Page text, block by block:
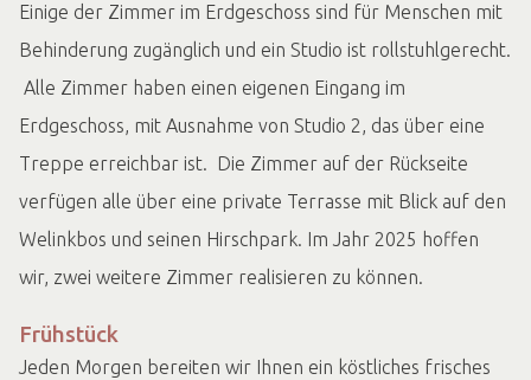
Einige der Zimmer im Erdgeschoss sind für Menschen mit
Behinderung zugänglich und ein Studio ist rollstuhlgerecht.
Alle Zimmer haben einen eigenen Eingang im
Erdgeschoss, mit Ausnahme von Studio 2, das über eine
Treppe erreichbar ist. Die Zimmer auf der Rückseite
verfügen alle über eine private Terrasse mit Blick auf den
Welinkbos und seinen Hirschpark. Im Jahr 2025 hoffen
wir, zwei weitere Zimmer realisieren zu können.
Frühstück
Jeden Morgen bereiten wir Ihnen ein köstliches frisches